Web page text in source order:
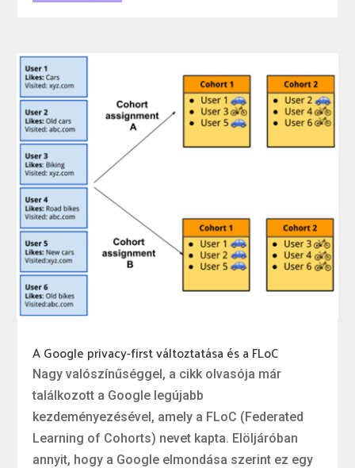
A Google privacy-first változtatása és a FLoC
Nagy valószínűséggel, a cikk olvasója már
találkozott a Google legújabb
kezdeményezésével, amely a FLoC (Federated
Learning of Cohorts) nevet kapta. Elöljáróban
annyit, hogy a Google elmondása szerint ez egy